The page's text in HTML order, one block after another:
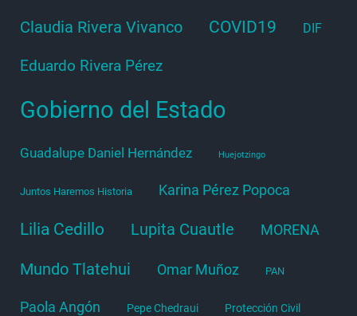
Claudia Rivera Vivanco COVID19 DIF
Eduardo Rivera Pérez
Gobierno del Estado
Guadalupe Daniel Hernández Huejotzingo
Juntos Haremos Historia Karina Pérez Popoca
Lilia Cedillo Lupita Cuautle MORENA
Mundo Tlatehui Omar Muñoz PAN
Paola Angón Pepe Chedraui Protección Civil